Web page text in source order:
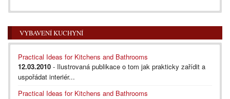
VYBAVENÍ KUCHYNÍ
Practical Ideas for Kitchens and Bathrooms
12.03.2010 - Ilustrovaná publikace o tom jak prakticky zařídit a
uspořádat interiér...
Practical Ideas for Kitchens and Bathrooms